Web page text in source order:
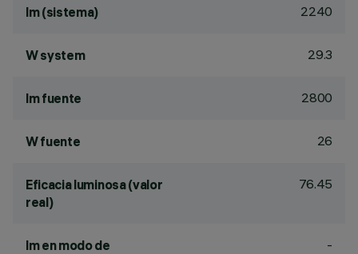
lm (sistema) 2240
W system 29.3
lm fuente 2800
W fuente 26
Eficacia luminosa (valor
real)
76.45
lm en modo de
-